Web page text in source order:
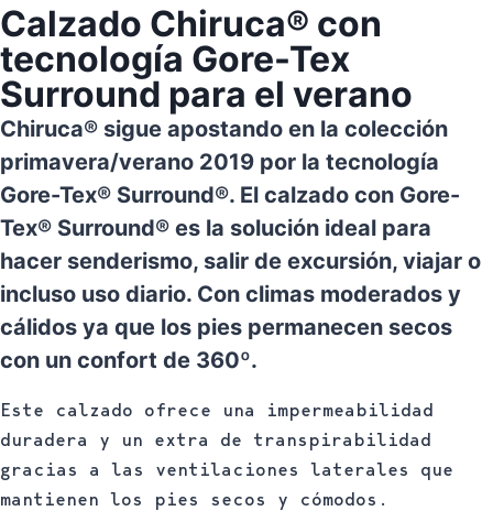
Calzado Chiruca® con
tecnología Gore-Tex
Surround para el verano
Chiruca® sigue apostando en la colección
primavera/verano 2019 por la tecnología
Gore-Tex® Surround®. El calzado con Gore-
Tex® Surround® es la solución ideal para
hacer senderismo, salir de excursión, viajar o
incluso uso diario. Con climas moderados y
cálidos ya que los pies permanecen secos
con un confort de 360º.
Este calzado ofrece una impermeabilidad
duradera y un extra de transpirabilidad
gracias a las ventilaciones laterales que
mantienen los pies secos y cómodos.